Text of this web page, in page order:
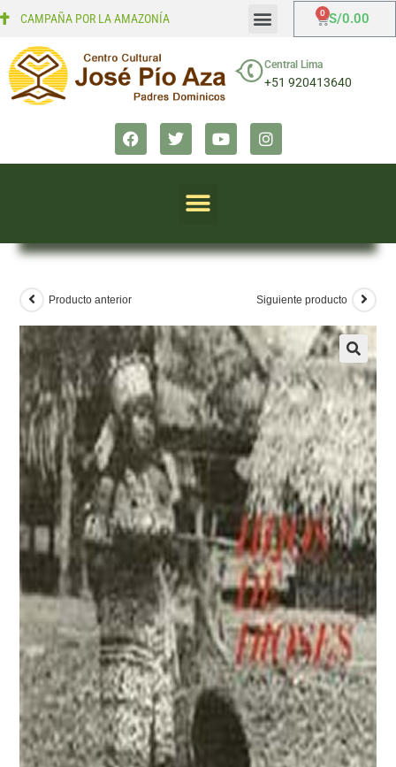
CAMPAÑA POR LA AMAZONÍA S/0.00
Central Lima
+51 920413640
Producto anterior Siguiente producto